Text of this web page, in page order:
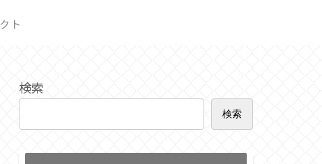
ト
検索
検索